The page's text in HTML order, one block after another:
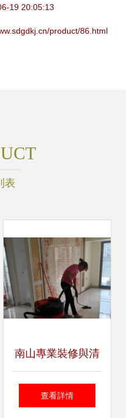
19 20:05:13
product/86.html
表
南山專業裝修與清
潔服務 打造潔凈如
查看詳情